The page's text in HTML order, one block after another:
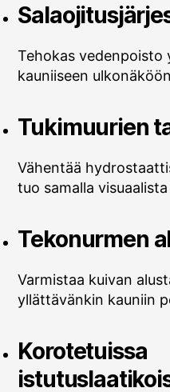
Tehokas vedenpoisto
kauniiseen
Tukimuurien
Vähentää
tuo samalla
Tekonurmen
Varmistaa kuivan
yllättävänkin kauniin
Korotetuissa